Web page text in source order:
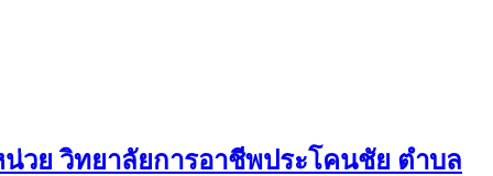
น่วย วิทยาลัยการอาชีพประโคนชัย ตำบล